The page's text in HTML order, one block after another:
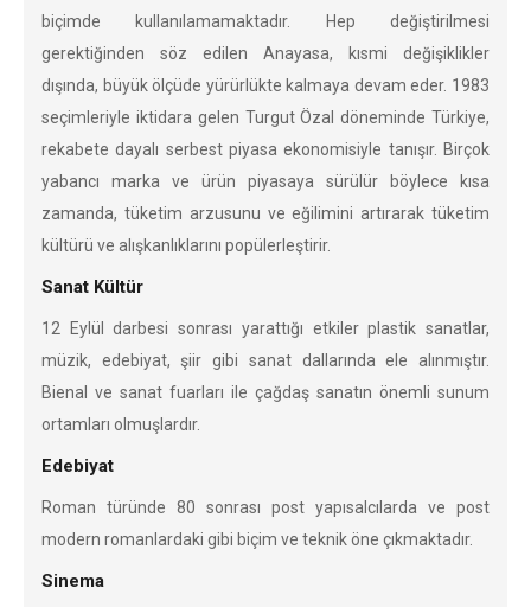
biçimde kullanılamamaktadır. Hep değiştirilmesi
gerektiğinden söz edilen Anayasa, kısmi değişiklikler
dışında, büyük ölçüde yürürlükte kalmaya devam eder. 1983
seçimleriyle iktidara gelen Turgut Özal döneminde Türkiye,
rekabete dayalı serbest piyasa ekonomisiyle tanışır. Birçok
yabancı marka ve ürün piyasaya sürülür böylece kısa
zamanda, tüketim arzusunu ve eğilimini artırarak tüketim
kültürü ve alışkanlıklarını popülerleştirir.
Sanat Kültür
12 Eylül darbesi sonrası yarattığı etkiler plastik sanatlar,
müzik, edebiyat, şiir gibi sanat dallarında ele alınmıştır.
Bienal ve sanat fuarları ile çağdaş sanatın önemli sunum
ortamları olmuşlardır.
Edebiyat
Roman türünde 80 sonrası post yapısalcılarda ve post
modern romanlardaki gibi biçim ve teknik öne çıkmaktadır.
Sinema